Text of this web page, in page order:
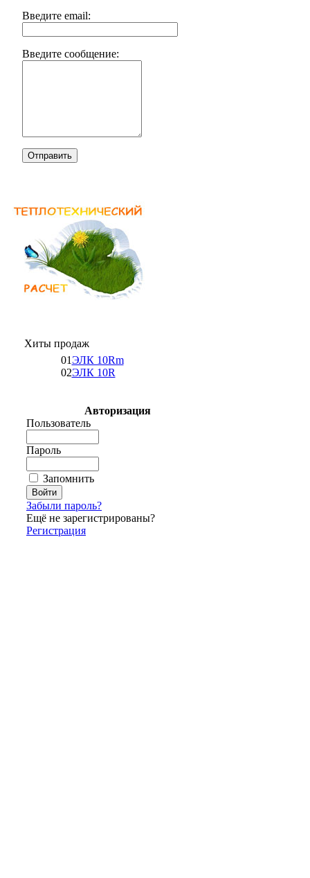
Введите email:
Введите сообщение:
Отправить
Хиты продаж
01ЭЛК 10Rm
02ЭЛК 10R
Авторизация
Пользователь
Пароль
Запомнить
Забыли пароль?
Ещё не зарегистрированы?
Регистрация